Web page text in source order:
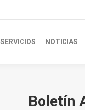
SERVICIOS NOTICIAS
Boletín